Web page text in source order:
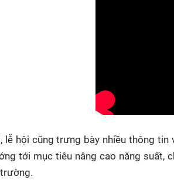
lễ hội cũng trưng bày nhiều thông
tới mục tiêu nâng cao năng suất,